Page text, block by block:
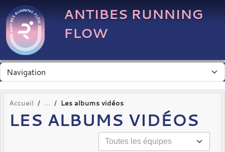
ANTIBES RUNNING
FLOW
Accueil Les albums vidéos
LES ALBUMS VIDÉOS
Panneau de gestion des cookies